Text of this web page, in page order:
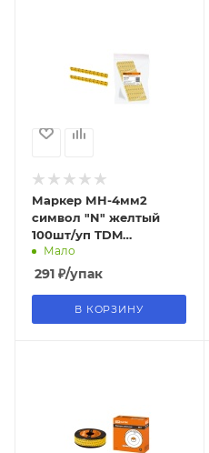
Маркер МН-4мм2
символ "N" желтый
100шт/уп TDM
(10/120уп)
Мало
291 ₽/упак
В КОРЗИНУ